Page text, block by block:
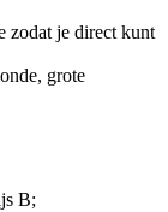
zodat je direct kunt
grote
B;